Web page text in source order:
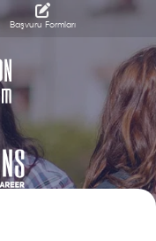
Başvuru Formları